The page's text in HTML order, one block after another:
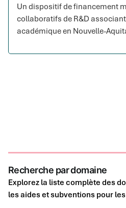
Un dispositif de financement
collaboratifs de R&D
académique en Nouvelle-
Recherche par domaine
Explorez la liste complète des
les aides et subventions pour